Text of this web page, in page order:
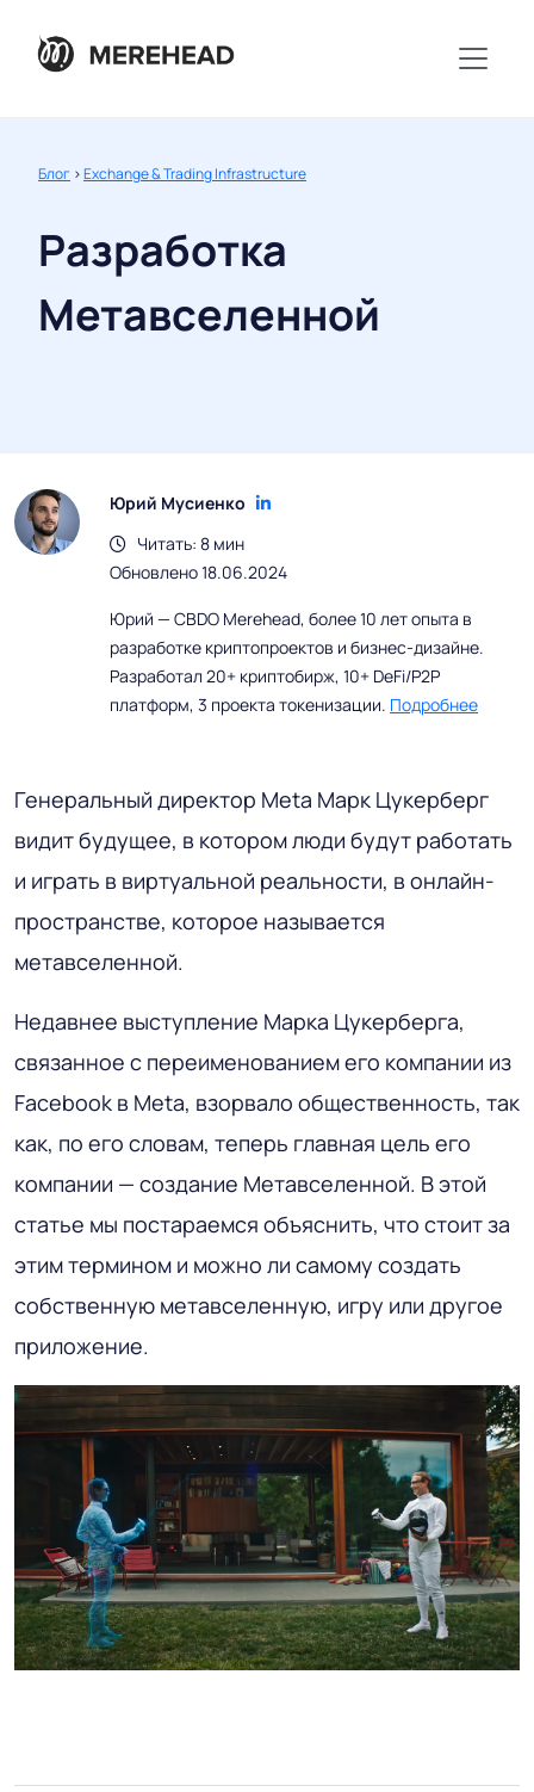
Блог >Exchange & Trading Infrastructure
Разработка
Метавселенной
Юрий Мусиенко
Читать: 8 мин
Обновлено 18.06.2024
Юрий — CBDO Merehead, более 10 лет опыта в
разработке криптопроектов и бизнес-дизайне.
Разработал 20+ криптобирж, 10+ DeFi/P2P
платформ, 3 проекта токенизации. Подробнее
Генеральный директор Meta Марк Цукерберг
видит будущее, в котором люди будут работать
и играть в виртуальной реальности, в онлайн-
пространстве, которое называется
метавселенной.
Недавнее выступление Марка Цукерберга,
связанное с переименованием его компании из
Facebook в Meta, взорвало общественность, так
как, по его словам, теперь главная цель его
компании — создание Метавселенной. В этой
статье мы постараемся объяснить, что стоит за
этим термином и можно ли самому создать
собственную метавселенную, игру или другое
приложение.